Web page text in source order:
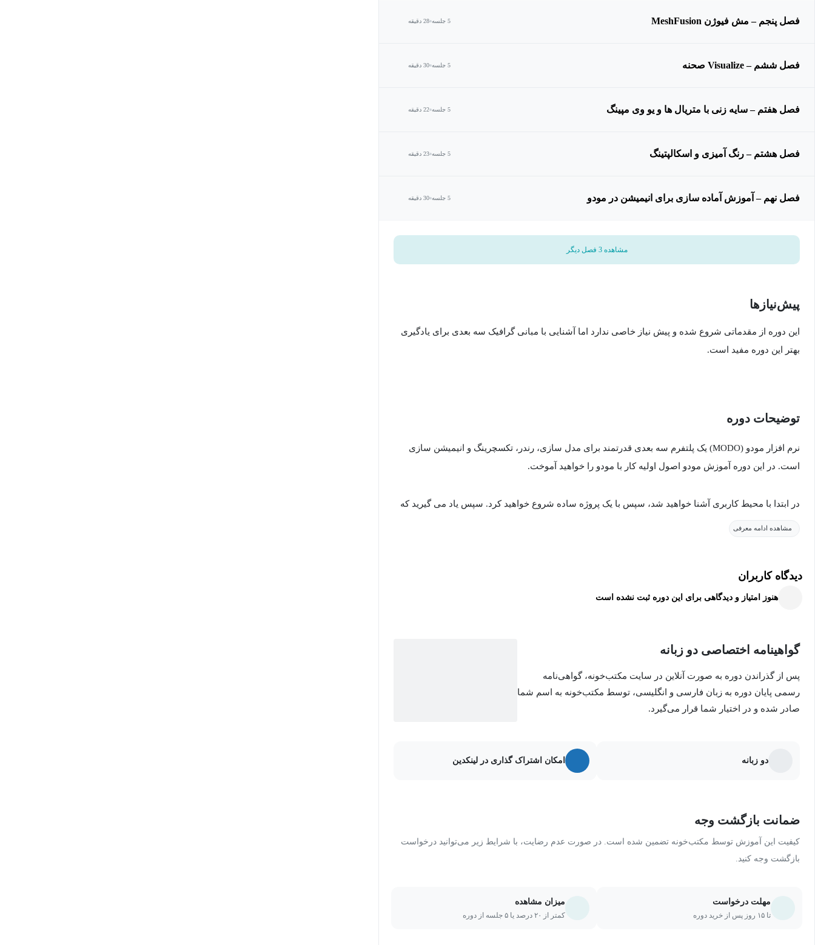
فصل پنجم – مش فیوژن MeshFusion 5 جلسه 28 دقیقه
فصل ششم – Visualize صحنه 5 جلسه 30 دقیقه
فصل هفتم – سایه زنی با متریال ها و یو وی مپینگ 5 جلسه 22 دقیقه
فصل هشتم – رنگ آمیزی و اسکالپتینگ 5 جلسه 23 دقیقه
فصل نهم – آموزش آماده سازی برای انیمیشن در مودو 5 جلسه 30 دقیقه
مشاهده 3 فصل دیگر
پیش‌نیاز‌ها
این دوره از مقدماتی شروع شده و پیش نیاز خاصی ندارد اما آشنایی با مبانی گرافیک سه بعدی برای یادگیری
بهتر این دوره مفید است.
توضیحات دوره
نرم افزار مودو (MODO) یک پلتفرم سه بعدی قدرتمند برای مدل سازی، رندر، تکسچرینگ و انیمیشن سازی
است. در این دوره آموزش مودو اصول اولیه کار با مودو را خواهید آموخت.
در ابتدا با محیط کاربری آشنا خواهید شد، سپس با یک پروژه ساده شروع خواهید کرد. سپس یاد می گیرید که
در نهایت با استفاده از قابلیت های انیمیشنی می توانید مدل خود را حرکت دهید و خصوصیات فیزیکی به اشیا
مشاهده ادامه معرفی
دیدگاه کاربران
هنوز امتیاز و دیدگاهی برای این دوره ثبت نشده است
گواهینامه اختصاصی دو زبانه
پس از گذراندن دوره به صورت آنلاین در سایت مکتب‌خونه، گواهی‌نامه
رسمی پایان دوره به زبان فارسی و انگلیسی، توسط مکتب‌خونه به اسم شما
صادر شده و در اختیار شما قرار می‌گیرد.
امکان اشتراک گذاری در لینکدین دو زبانه
ضمانت بازگشت وجه
کیفیت این آموزش توسط مکتب‌خونه تضمین شده است. در صورت عدم رضایت، با شرایط زیر می‌توانید درخواست
بازگشت وجه کنید.
مهلت درخواست
تا ۱۵ روز پس از خرید دوره
میزان مشاهده
کمتر از ۲۰ درصد یا ۵ جلسه از دوره